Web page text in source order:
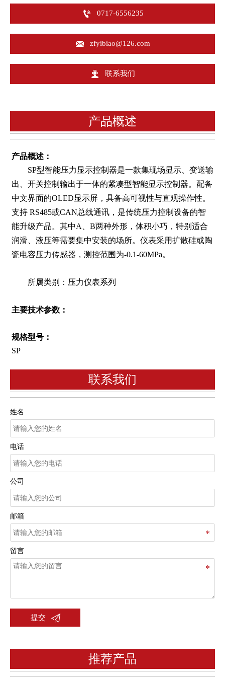
 0717-6556235
 zfyibiao@126.com
 联系我们
产品概述
产品概述：
SP型智能压力显示控制器是一款集现场显示、变送输
出、开关控制输出于一体的紧凑型智能显示控制器。配备
中文界面的OLED显示屏，具备高可视性与直观操作性。
支持 RS485或CAN总线通讯，是传统压力控制设备的智
能升级产品。其中A、B两种外形，体积小巧，特别适合
润滑、液压等需要集中安装的场所。仪表采用扩散硅或陶
瓷电容压力传感器，测控范围为-0.1-60MPa。
所属类别：压力仪表系列
主要技术参数：
规格型号：
SP
联系我们
姓名
电话
公司
邮箱
留言
提交 
推荐产品